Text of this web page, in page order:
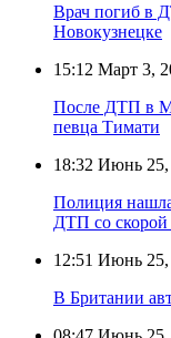
Врач погиб в
Новокузнецке
15:12 Март 3,
После ДТП в
певца Тимати
18:32 Июнь 25,
Полиция
ДТП со
12:51 Июнь 25,
В Британии